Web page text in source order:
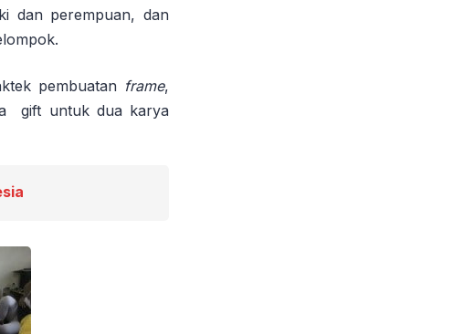
dan perempuan, dan
pembuatanframe,
gift untuk dua karya